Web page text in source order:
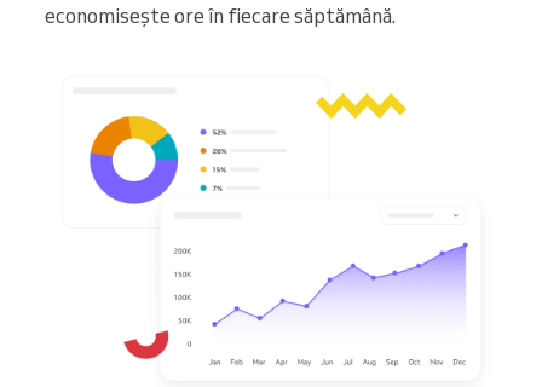
economisește ore în fiecare săptămână.